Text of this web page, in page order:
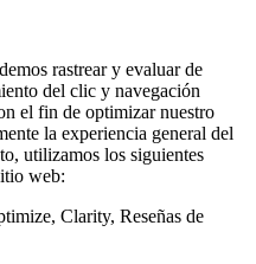
rastrear y evaluar de
del clic y navegación
el fin de optimizar nuestro
la experiencia general del
utilizamos los siguientes
web:
Clarity, Reseñas de